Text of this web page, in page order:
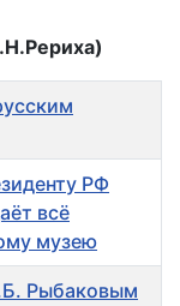
РФ
всё
музею
Рыбаковым